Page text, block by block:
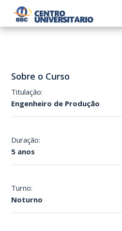
Sobre o Curso
Titulação:
Engenheiro de Produção
Duração:
5 anos
Turno:
Noturno